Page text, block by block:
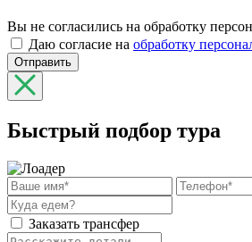
Вы не согласились на обработку
Даю согласие на обработку
Отправить
Быстрый подбор тура
Заказать трансфер